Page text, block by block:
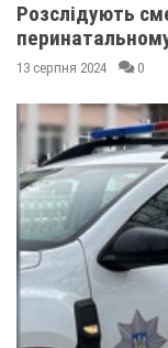
Розслідують
13 серпня 2024 0